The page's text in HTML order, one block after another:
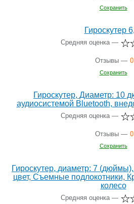
Сохранить
Гироскутер
Средняя оценка —
Отзывы — 0
Сохранить
Гироскутер, Диаметр: 10
аудиосистемой Bluetooth,
Средняя оценка —
Отзывы — 0
Сохранить
Гироскутер, диаметр: 7
цвет, Съемные подлокотники,
колесо
Средняя оценка —